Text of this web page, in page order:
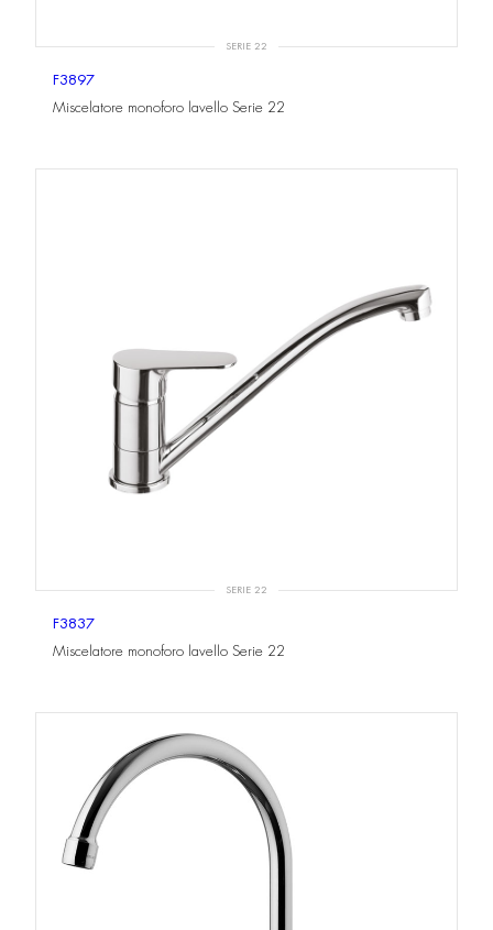
SERIE 22
F3897
Miscelatore monoforo lavello Serie 22
SERIE 22
F3837
Miscelatore monoforo lavello Serie 22